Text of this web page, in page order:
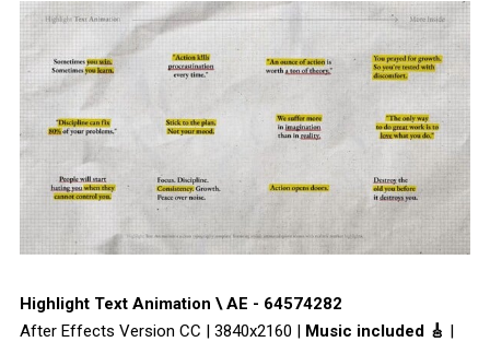
Highlight Text Animation \ AE - 64574282
After Effects Version CC | 3840x2160 | Music included 🎸 |